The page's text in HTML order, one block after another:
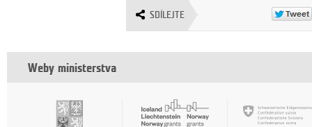
SDÍLEJTE
Weby ministerstva